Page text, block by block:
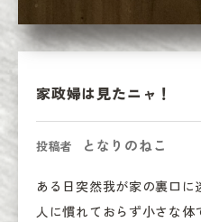
家政婦は見たニャ！
投稿者 となりのねこ
ある日突然我が家の裏口に
人に慣れておらず小さな